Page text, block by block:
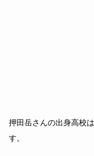
押田岳さんの出身高校
す。